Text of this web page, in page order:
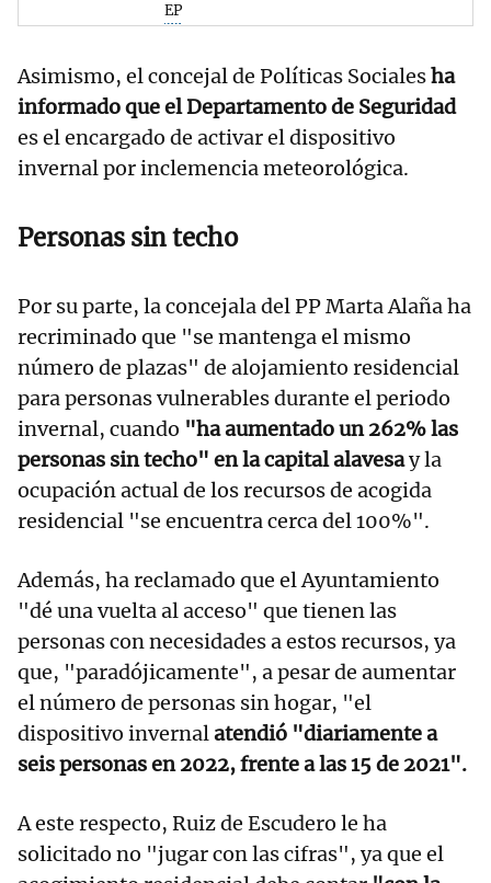
EP
Asimismo, el concejal de Políticas Socialesha
informado que el Departamento de Seguridad
es el encargado de activar el dispositivo
invernal por inclemencia meteorológica.
Personas sin techo
Por su parte, la concejala del PP Marta Alaña ha
recriminado que "se mantenga el mismo
número de plazas" de alojamiento residencial
para personas vulnerables durante el periodo
invernal, cuando "ha aumentado un 262% las
personas sin techo" en la capital alavesay la
ocupación actual de los recursos de acogida
residencial "se encuentra cerca del 100%".
Además, ha reclamado que el Ayuntamiento
"dé una vuelta al acceso" que tienen las
personas con necesidades a estos recursos, ya
que, "paradójicamente", a pesar de aumentar
el número de personas sin hogar, "el
dispositivo invernalatendió "diariamente a
seis personas en 2022, frente a las 15 de 2021".
A este respecto, Ruiz de Escudero le ha
solicitado no "jugar con las cifras", ya que el